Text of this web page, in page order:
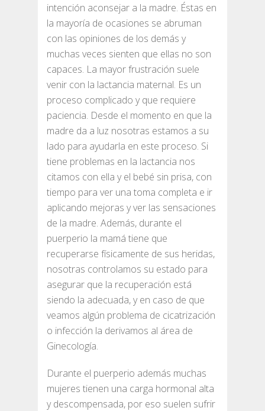
intención aconsejar a la madre. Éstas en
la mayoría de ocasiones se abruman
con las opiniones de los demás y
muchas veces sienten que ellas no son
capaces. La mayor frustración suele
venir con la lactancia maternal. Es un
proceso complicado y que requiere
paciencia. Desde el momento en que la
madre da a luz nosotras estamos a su
lado para ayudarla en este proceso. Si
tiene problemas en la lactancia nos
citamos con ella y el bebé sin prisa, con
tiempo para ver una toma completa e ir
aplicando mejoras y ver las sensaciones
de la madre. Además, durante el
puerperio la mamá tiene que
recuperarse físicamente de sus heridas,
nosotras controlamos su estado para
asegurar que la recuperación está
siendo la adecuada, y en caso de que
veamos algún problema de cicatrización
o infección la derivamos al área de
Ginecología.
Durante el puerperio además muchas
mujeres tienen una carga hormonal alta
y descompensada, por eso suelen sufrir